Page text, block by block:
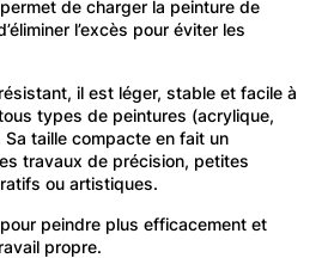
de charger la peinture de
l’excès pour éviter les
il est léger, stable et facile à
types de peintures (acrylique,
Sa taille compacte en fait un
travaux de précision, petites
ou artistiques.
peindre plus efficacement et
propre.